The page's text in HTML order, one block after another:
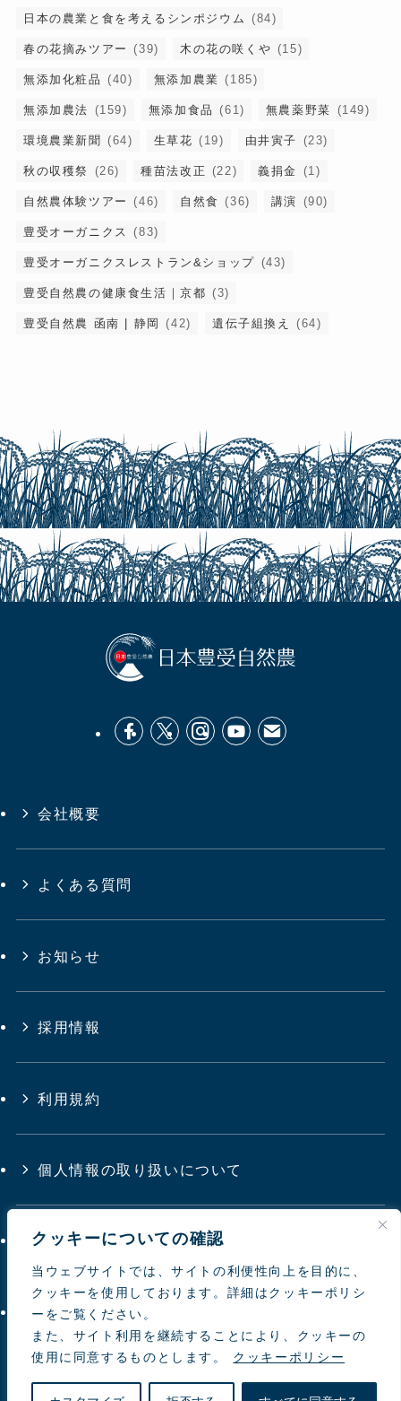
クッキーについての確認
当ウェブサイトでは、サイトの利便性向上を目的に、
クッキーを使用しております。詳細はクッキーポリシ
ーをご覧ください。
また、サイト利用を継続することにより、クッキーの
使用に同意するものとします。
クッキーポリシー
日本の農業と食を考えるシンポジウム (84)
春の花摘みツアー (39) 木の花の咲くや (15)
無添加化粧品 (40) 無添加農業 (185)
無添加農法 (159) 無添加食品 (61) 無農薬野菜 (149)
環境農業新聞 (64) 生草花 (19) 由井寅子 (23)
秋の収穫祭 (26) 種苗法改正 (22) 義捐金 (1)
自然農体験ツアー (46) 自然食 (36) 講演 (90)
豊受オーガニクス (83)
豊受オーガニクスレストラン&ショップ (43)
豊受自然農の健康食生活｜京都 (3)
豊受自然農 函南 | 静岡 (42) 遺伝子組換え (64)
会社概要
よくある質問
お知らせ
採用情報
利用規約
個人情報の取り扱いについて
サイトマップ
お問い合わせ